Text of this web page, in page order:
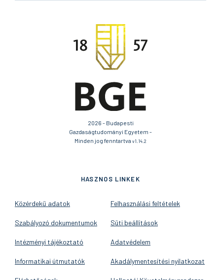
2026 - Budapesti
Gazdaságtudományi Egyetem -
Minden jog fenntartva v1.14.2
HASZNOS LINKEK
Közérdekű adatok
Szabályozó dokumentumok
Intézményi tájékoztató
Informatikai útmutatók
Felhasználási feltételek
Süti beállítások
Adatvédelem
Akadálymentesítési nyilatkozat